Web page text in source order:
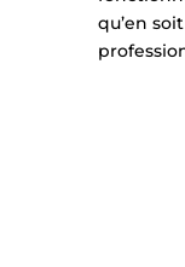
qu’en